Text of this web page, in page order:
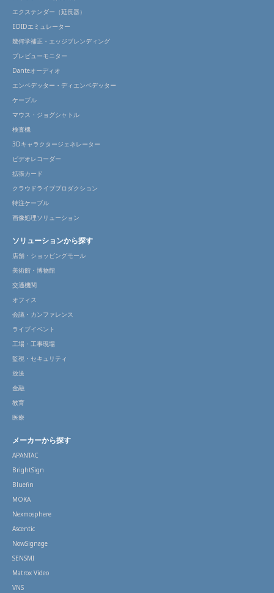
エクステンダー（延長器）
EDIDエミュレーター
幾何学補正・エッジブレンディング
プレビューモニター
Danteオーディオ
エンベデッター・ディエンベデッター
ケーブル
マウス・ジョグシャトル
検査機
3Dキャラクタージェネレーター
ビデオレコーダー
拡張カード
クラウドライブプロダクション
特注ケーブル
画像処理ソリューション
ソリューションから探す
店舗・ショッピングモール
美術館・博物館
交通機関
オフィス
会議・カンファレンス
ライブイベント
工場・工事現場
監視・セキュリティ
放送
金融
教育
医療
メーカーから探す
APANTAC
BrightSign
Bluefin
MOKA
Nexmosphere
Ascentic
NowSignage
SENSMI
Matrox Video
VNS